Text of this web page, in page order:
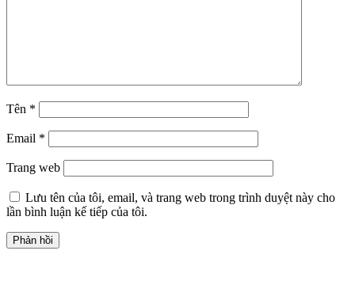
Tên *
Email *
Trang web
Lưu tên của tôi, email, và trang web trong trình duyệt này cho
lần bình luận kế tiếp của tôi.